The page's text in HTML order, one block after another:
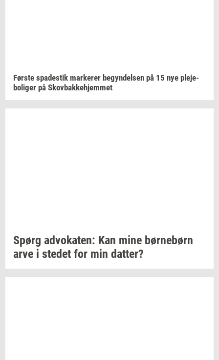
Før­ste spa­destik mar­ke­rer be­gyn­del­sen på 15 nye ple­je­
bo­li­ger på Sko­v­bak­ke­hjem­met
Spørg ad­vo­ka­ten: Kan mine bør­ne­børn
arve i ste­det for min dat­ter?